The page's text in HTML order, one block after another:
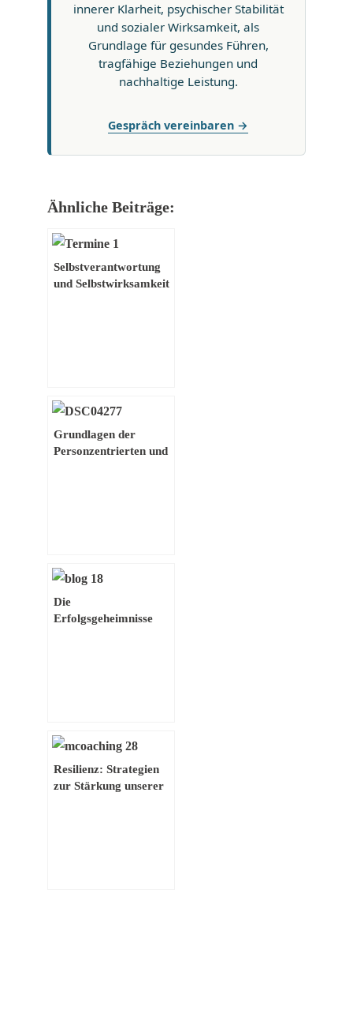
innerer Klarheit, psychischer Stabilität
und sozialer Wirksamkeit, als
Grundlage für gesundes Führen,
tragfähige Beziehungen und
nachhaltige Leistung.
Gespräch vereinbaren →
Ähnliche Beiträge:
Selbstverantwortung
und Selbstwirksamkeit
Grundlagen der
Personzentrierten und
Die
Erfolgsgeheimnisse
Resilienz: Strategien
zur Stärkung unserer